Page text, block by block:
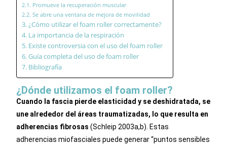
Promueve la recuperación muscular
Se abre una ventana de mejora de movilidad
¿Cómo utilizar el foam roller correctamente?
La importancia de la respiración
Existe controversia con el uso del foam roller
Guía completa del uso de foam roller
Bibliografía
¿Dónde utilizamos el foam roller?
Cuando la fascia pierde elasticidad y se deshidratada, se
une alrededor del áreas traumatizadas, lo que resulta en
adherencias fibrosas (Schleip 2003a,b). Estas
adherencias miofasciales puede generar “puntos sensibles